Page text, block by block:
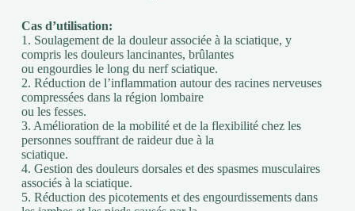
Cas d’utilisation:
1. Soulagement de la douleur associée à la sciatique, y
compris les douleurs lancinantes, brûlantes
ou engourdies le long du nerf sciatique.
2. Réduction de l’inflammation autour des racines nerveuses
compressées dans la région lombaire
ou les fesses.
3. Amélioration de la mobilité et de la flexibilité chez les
personnes souffrant de raideur due à la
sciatique.
4. Gestion des douleurs dorsales et des spasmes musculaires
associés à la sciatique.
5. Réduction des picotements et des engourdissements dans